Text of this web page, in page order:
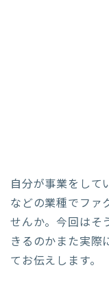
自分が事業をして
などの業種でファ
せんか。今回はそ
きるのかまた実際
てお伝えします。